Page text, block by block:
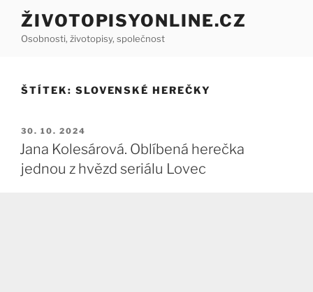
Přejít
obsahu
ŽIVOTOPISYONLINE.CZ
Osobnosti, životopisy, společnost
ŠTÍTEK: SLOVENSKÉ HEREČKY
PUBLIKOVÁNO
30. 10. 2024
Jana Kolesárová. Oblíbená herečka
jednou z hvězd seriálu Lovec